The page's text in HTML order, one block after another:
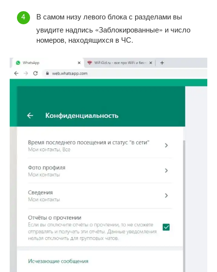
В самом низу левого блока с разделами вы
увидите надпись «Заблокированные» и число
номеров, находящихся в ЧС.